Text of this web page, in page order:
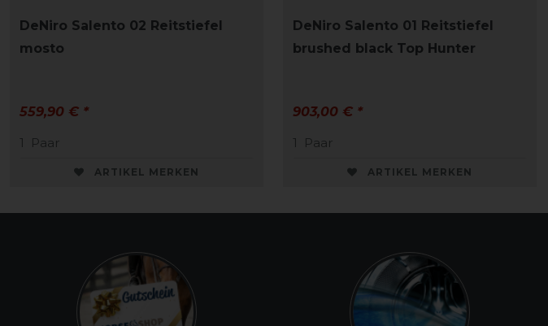
DeNiro Salento 02 Reitstiefel
mosto
559,90 € *
1
Paar
ARTIKEL MERKEN
DeNiro Salento 01 Reitstiefel
brushed black Top Hunter
903,00 € *
1
Paar
ARTIKEL MERKEN